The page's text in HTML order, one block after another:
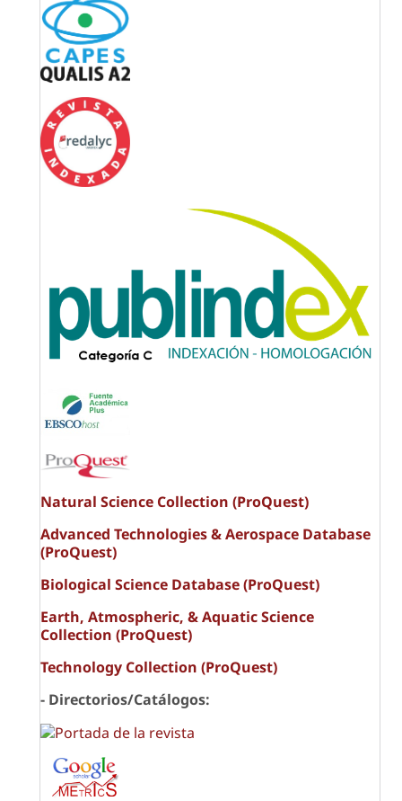
Natural Science Collection (ProQuest)
Advanced Technologies & Aerospace Database
(ProQuest)
Biological Science Database (ProQuest)
Earth, Atmospheric, & Aquatic Science
Collection (ProQuest)
Technology Collection (ProQuest)
- Directorios/Catálogos: